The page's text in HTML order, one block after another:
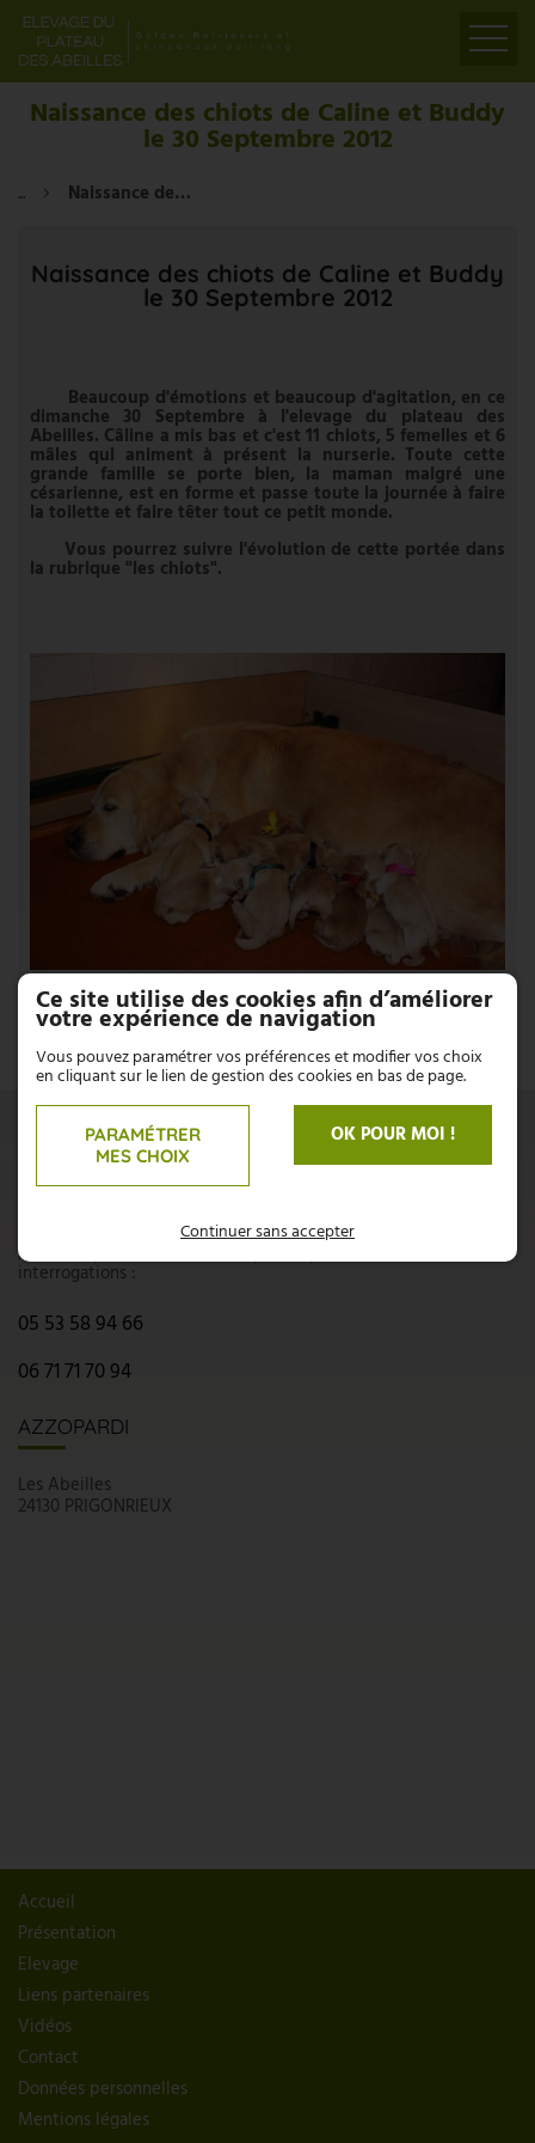
ACCUEIL
PRÉSENTATION
VIDÉOS
Naissance des chiots de Caline et Buddy
le 30 Septembre 2012
... Naissance des chiots de Caline et Buddy le 30 Septembre 2012
Naissance des chiots de Caline et Buddy
le 30 Septembre 2012
Beaucoup d'émotions et beaucoup d'agitation, en ce
dimanche 30 Septembre à l'elevage du plateau des
Abeilles. Câline a mis bas et c'est 11 chiots, 5 femelles et 6
mâles qui animent à présent la nurserie. Toute cette
grande famille se porte bien, la maman malgré une
césarienne, est en forme et passe toute la journée à faire
la toilette et faire têter tout ce petit monde.
Vous pourrez suivre l'évolution de cette portée dans
la rubrique "les chiots".
UNE QUESTION ?
N'hésitez pas, nous sommes là pour répondre à vos
interrogations :
05 53 58 94 66
06 71 71 70 94
AZZOPARDI
Les Abeilles
24130 PRIGONRIEUX
Accueil
Présentation
Elevage
Liens partenaires
Vidéos
Contact
Données personnelles
Mentions légales
Ce site utilise des cookies afin d’améliorer
votre expérience de navigation
Vous pouvez paramétrer vos préférences et modifier vos choix
en cliquant sur le lien de gestion des cookies en bas de page.
PARAMÉTRER
MES CHOIX
OK POUR MOI !
Continuer sans accepter